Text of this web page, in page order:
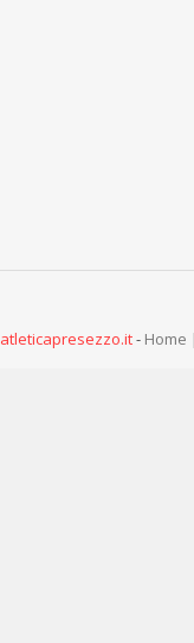
atleticapresezzo.it- Home